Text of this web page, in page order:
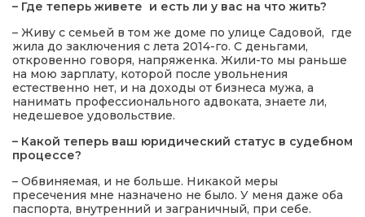
– Где теперь живете и есть ли у вас на что жить?
– Живу с семьей в том же доме по улице Садовой, где
жила до заключения с лета 2014-го. С деньгами,
откровенно говоря, напряженка. Жили-то мы раньше
на мою зарплату, которой после увольнения
естественно нет, и на доходы от бизнеса мужа, а
нанимать профессионального адвоката, знаете ли,
недешевое удовольствие.
– Какой теперь ваш юридический статус в судебном
процессе?
– Обвиняемая, и не больше. Никакой меры
пресечения мне назначено не было. У меня даже оба
паспорта, внутренний и заграничный, при себе.